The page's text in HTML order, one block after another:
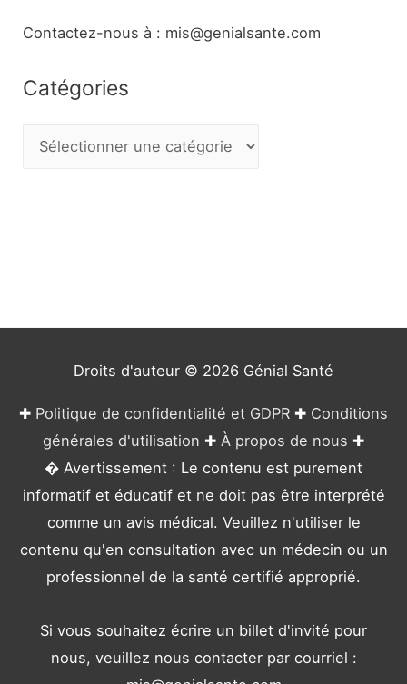
Contactez-nous à : mis@genialsante.com
Catégories
Droits d'auteur © 2026 Génial Santé
✚ Politique de confidentialité et GDPR ✚ Conditions
générales d'utilisation ✚ À propos de nous ✚
� Avertissement : Le contenu est purement
informatif et éducatif et ne doit pas être interprété
comme un avis médical. Veuillez n'utiliser le
contenu qu'en consultation avec un médecin ou un
professionnel de la santé certifié approprié.
Si vous souhaitez écrire un billet d'invité pour
nous, veuillez nous contacter par courriel :